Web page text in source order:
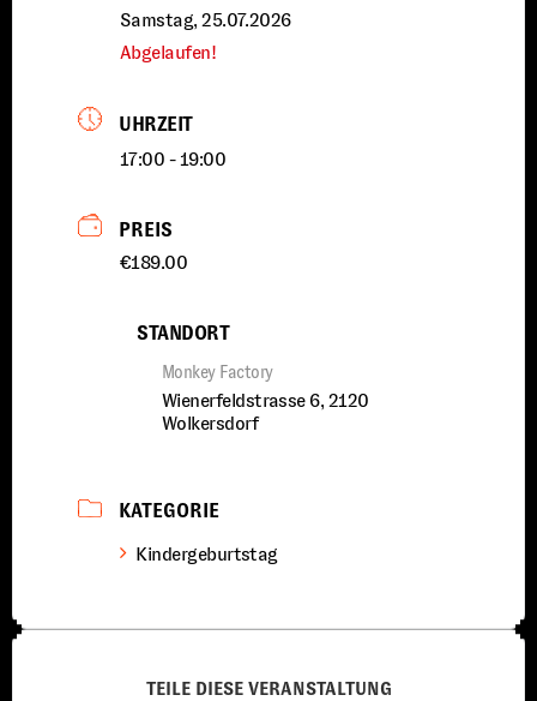
Samstag, 25.07.2026
Abgelaufen!
UHRZEIT
17:00 - 19:00
PREIS
€189.00
STANDORT
Monkey Factory
Wienerfeldstrasse 6, 2120
Wolkersdorf
KATEGORIE
Kindergeburtstag
TEILE DIESE VERANSTALTUNG